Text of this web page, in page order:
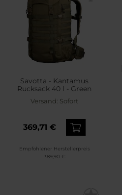
Savotta - Kantamus
Rucksack 40 l - Green
Versand: Sofort
369,71 €
Empfohlener Herstellerpreis
389,90 €